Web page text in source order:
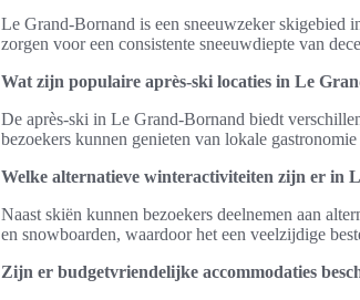
Le Grand-Bornand is een sneeuwzeker skigebied
zorgen voor een consistente sneeuwdiepte van
Wat zijn populaire après-ski locaties in Le
De après-ski in Le Grand-Bornand biedt
bezoekers kunnen genieten van lokale
Welke alternatieve winteractiviteiten zijn er in
Naast skiën kunnen bezoekers deelnemen aan
en snowboarden, waardoor het een veelzijdige
Zijn er budgetvriendelijke accommodaties